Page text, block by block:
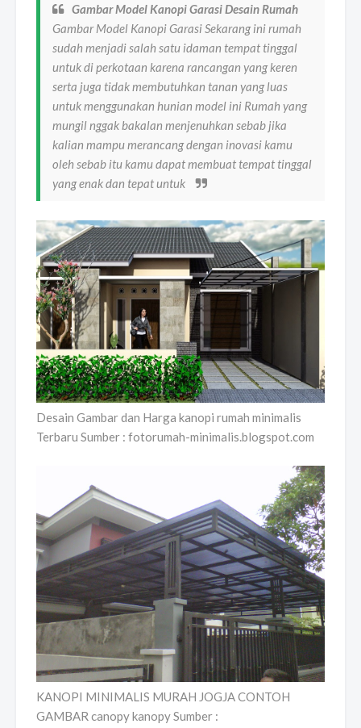
Gambar Model Kanopi Garasi Desain Rumah
Gambar Model Kanopi Garasi Sekarang ini rumah
sudah menjadi salah satu idaman tempat tinggal
untuk di perkotaan karena rancangan yang keren
serta juga tidak membutuhkan tanan yang luas
untuk menggunakan hunian model ini Rumah yang
mungil nggak bakalan menjenuhkan sebab jika
kalian mampu merancang dengan inovasi kamu
oleh sebab itu kamu dapat membuat tempat tinggal
yang enak dan tepat untuk
Desain Gambar dan Harga kanopi rumah minimalis
Terbaru Sumber : fotorumah-minimalis.blogspot.com
KANOPI MINIMALIS MURAH JOGJA CONTOH
GAMBAR canopy kanopy Sumber :